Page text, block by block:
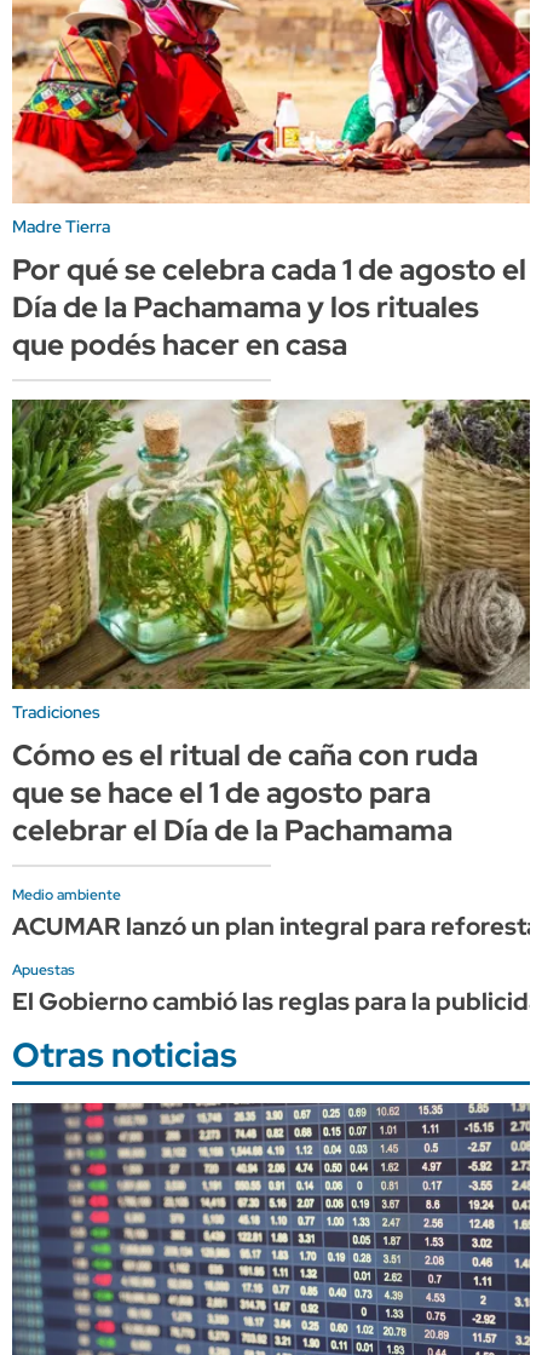
Madre Tierra
Por qué se celebra cada 1 de agosto el
Día de la Pachamama y los rituales
que podés hacer en casa
Tradiciones
Cómo es el ritual de caña con ruda
que se hace el 1 de agosto para
celebrar el Día de la Pachamama
Medio ambiente
ACUMAR lanzó un plan integral para
Apuestas
El Gobierno cambió las reglas para la
Otras noticias